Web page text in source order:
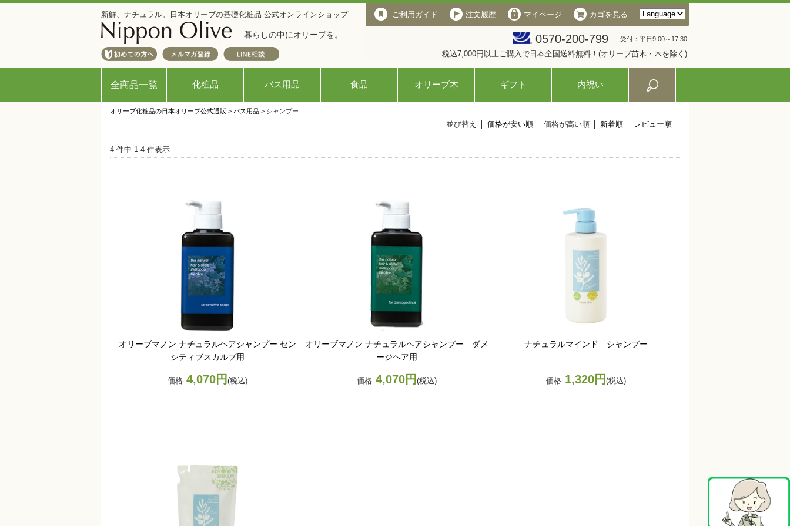
新鮮、ナチュラル。日本オリーブの基礎化粧品 公式オンラインショップ
暮らしの中にオリーブを。
ご利用ガイド 注文履歴 マイページ カゴを見る
0570-200-799 受付：平日9:00～17:30
税込7,000円以上ご購入で日本全国送料無料！(オリーブ苗木・木を除く)
全商品一覧 化粧品 バス用品 食品 オリーブ木 ギフト 内祝い
オリーブ化粧品の日本オリーブ公式通販 > バス用品 > シャンプー
並び替え 価格が安い順 価格が高い順 新着順 レビュー順
4 件中 1-4 件表示
オリーブマノン ナチュラルヘアシャンプー セン
シティブスカルプ用
価格 4,070円(税込)
オリーブマノン ナチュラルヘアシャンプー ダメ
ージヘア用
価格 4,070円(税込)
ナチュラルマインド シャンプー
価格 1,320円(税込)